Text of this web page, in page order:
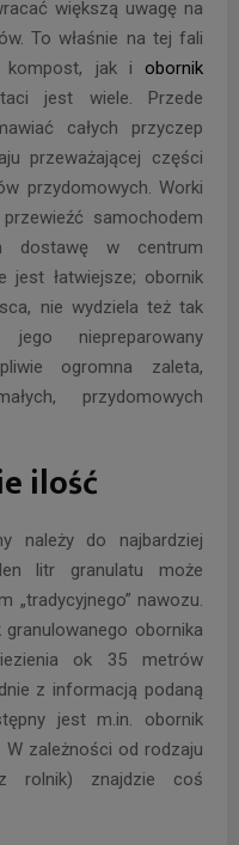
większą uwagę na
To właśnie na tej fali
kompost, jak i obornik
jest wiele. Przede
całych przyczep
przeważającej części
przydomowych. Worki
samochodem
dostawę w centrum
jest łatwiejsze; obornik
nie wydziela też tak
niepreparowany
ogromna zaleta,
przydomowych
ilość
należy do najbardziej
litr granulatu może
„tradycyjnego” nawozu.
obornika
ok 35 metrów
z informacją podaną
jest m.in. obornik
W zależności od rodzaju
rolnik) znajdzie coś